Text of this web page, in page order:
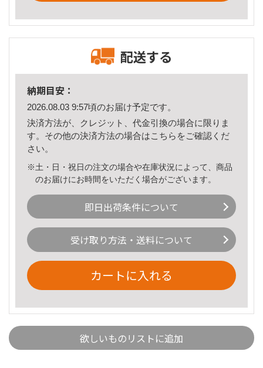
配送する
納期目安：
2026.08.03 9:57頃のお届け予定です。
決済方法が、クレジット、代金引換の場合に限りま
す。その他の決済方法の場合はこちら をご確認くだ
さい。
※土・日・祝日の注文の場合や在庫状況によって、商品
のお届けにお時間をいただく場合がございます。
即日出荷条件について
受け取り方法・送料について
カートに入れる
欲しいものリストに追加